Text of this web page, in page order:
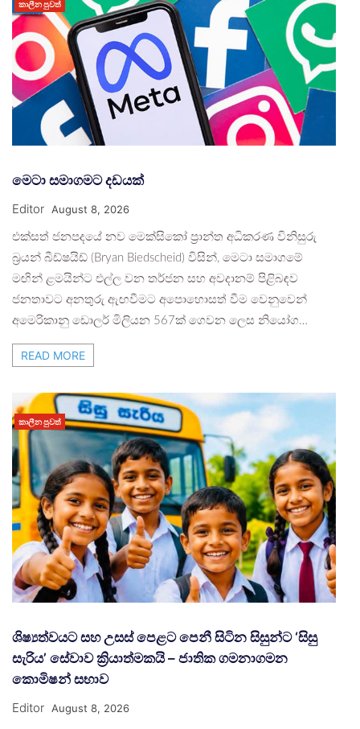
කාලීන පුවත්
මෙටා සමාගමට දඩයක්
Editor August 8, 2026
එක්සත් ජනපදයේ නව මෙක්සිකෝ ප්‍රාන්ත අධිකරණ විනිසුරු
බ්‍රයන් බීඩ්ෂයිඩ් (Bryan Biedscheid) විසින්, මෙටා සමාගමේ
මඟින් ළමයින්ට එල්ල වන තර්ජන සහ අවදානම් පිළිබඳව
ජනතාවට අනතුරු ඇඟවීමට අපොහොසත් වීම වෙනුවෙන්
අමෙරිකානු ඩොලර් මිලියන 567ක් ගෙවන ලෙස නියෝග…
READ MORE
කාලීන පුවත්
ශිෂ්‍යත්වයට සහ උසස් පෙළට පෙනී සිටින සිසුන්ට ‘සිසු
සැරිය’ සේවාව ක්‍රියාත්මකයි – ජාතික ගමනාගමන
කොමිෂන් සභාව
Editor August 8, 2026